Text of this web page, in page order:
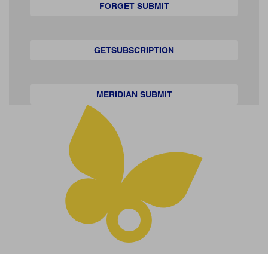
FORGET SUBMIT
GETSUBSCRIPTION
MERIDIAN SUBMIT